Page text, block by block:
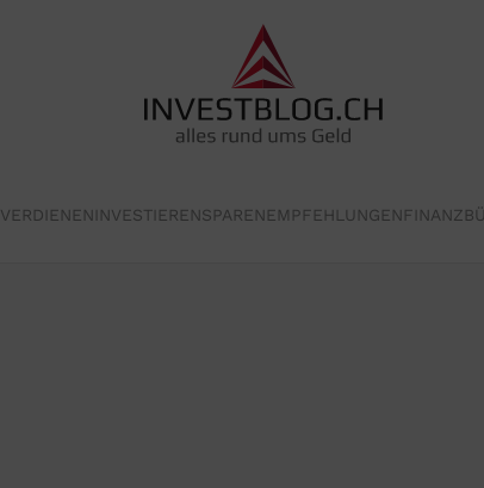
VERDIENEN INVESTIERENSPARENEMPFEHLUNGEN